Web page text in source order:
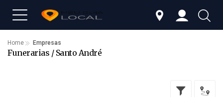
Home Empresas
Funerarias / Santo André